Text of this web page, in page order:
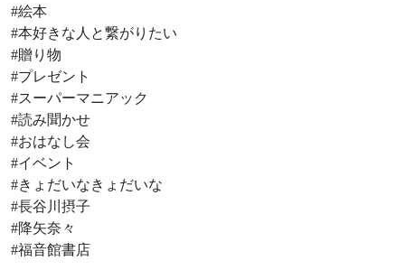
#絵本
#本好きな人と繋がりたい
#贈り物
#プレゼント
#スーパーマニアック
#読み聞かせ
#おはなし会
#イベント
#きょだいなきょだいな
#長谷川摂子
#降矢奈々
#福音館書店